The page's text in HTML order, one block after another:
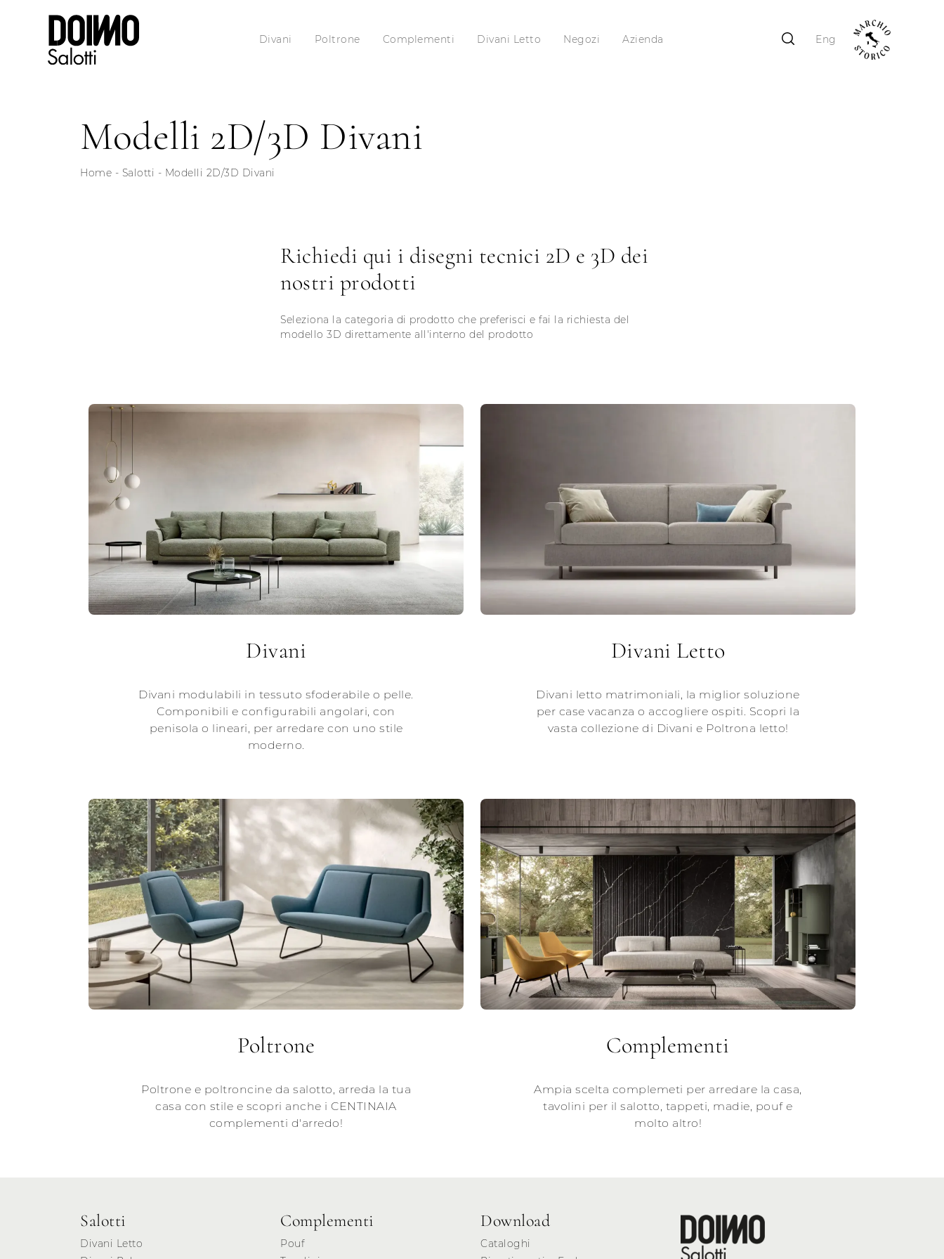
Divani Poltrone Complementi Divani Letto Negozi Azienda Eng
Modelli 2D/3D Divani
Home - Salotti - Modelli 2D/3D Divani
Richiedi qui i disegni tecnici 2D e 3D dei
nostri prodotti
Seleziona la categoria di prodotto che preferisci e fai la richiesta del
modello 3D direttamente all'interno del prodotto
Divani
Divani modulabili in tessuto sfoderabile o pelle.
Componibili e configurabili angolari, con
penisola o lineari, per arredare con uno stile
moderno.
Divani Letto
Divani letto matrimoniali, la miglior soluzione
per case vacanza o accogliere ospiti. Scopri la
vasta collezione di Divani e Poltrona letto!
Poltrone
Poltrone e poltroncine da salotto, arreda la tua
casa con stile e scopri anche i CENTINAIA
complementi d'arredo!
Complementi
Ampia scelta complemeti per arredare la casa,
tavolini per il salotto, tappeti, madie, pouf e
molto altro!
Salotti
Divani Letto
Complementi
Pouf
Download
Cataloghi